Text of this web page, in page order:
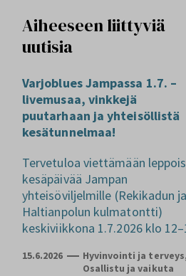
Aiheeseen liittyviä
uutisia
Varjoblues Jampassa 1.7. –
livemusaa, vinkkejä
puutarhaan ja yhteisöllistä
kesätunnelmaa!
Tervetuloa viettämään
kesäpäivää Jampan
yhteisöviljelmille (Rekikadun ja
Haltianpolun kulmatontti)
keskiviikkona 1.7.2026 klo
15.6.2026
Hyvinvointi ja
Osallistu ja vaikuta